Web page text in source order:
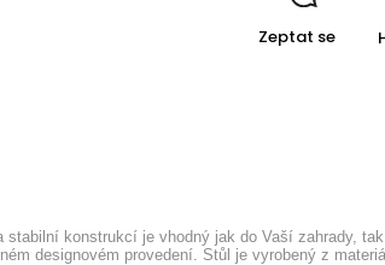
Zeptat se
konstrukcí je vhodný jak do Vaší zahrady,
designovém provedení. Stůl je vyrobený z